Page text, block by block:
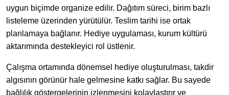
uygun biçimde organize edilir. Dağıtım süreci, birim bazlı
listeleme üzerinden yürütülür. Teslim tarihi ise ortak
planlamaya bağlanır. Hediye uygulaması, kurum kültürü
aktarımında destekleyici rol üstlenir.
Çalışma ortamında dönemsel hediye oluşturulması, takdir
algısının görünür hale gelmesine katkı sağlar. Bu sayede
bağlılık göstergelerinin izlenmesini kolaylaştırır ve